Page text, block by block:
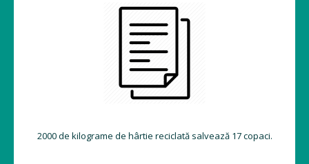
2000 de kilograme de hârtie reciclată salvează 17 copaci.